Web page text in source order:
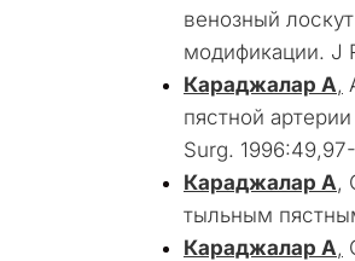
венозный
модификации. J
Караджалар А,
пястной
Surg.
Караджалар А,
тыльным
Караджалар А,